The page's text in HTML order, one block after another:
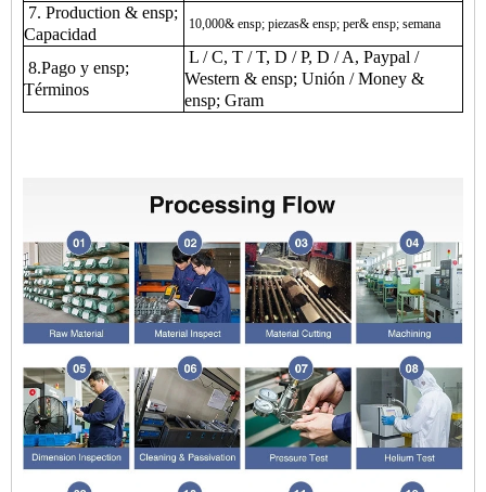
7. Production & ensp;
Capacidad
10,000& ensp; piezas& ensp; per& ensp; semana
8.Pago y ensp;
Términos
L / C, T / T, D / P, D / A, Paypal /
Western & ensp; Unión / Money &
ensp; Gram